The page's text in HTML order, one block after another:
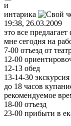
и
интарика
19:38, 26.03.2009
это все
мне сегодня на
7-00 отъезд от
12-00
12-13 обед
13-14-30
до 18 часов
рекомендуемое
18-00 отъезд
23-00 прибыти в